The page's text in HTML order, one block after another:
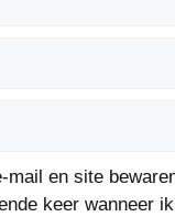
mail en site
keer wanneer